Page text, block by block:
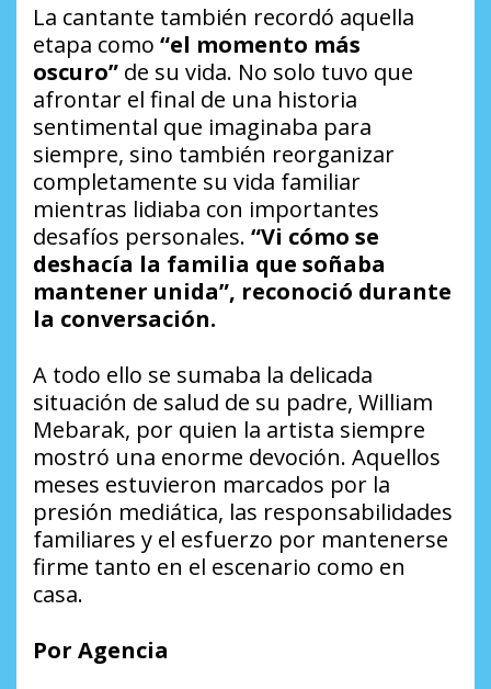
La cantante también recordó aquella
etapa como “el momento más
oscuro” de su vida. No solo tuvo que
afrontar el final de una historia
sentimental que imaginaba para
siempre, sino también reorganizar
completamente su vida familiar
mientras lidiaba con importantes
desafíos personales. “Vi cómo se
deshacía la familia que soñaba
mantener unida”, reconoció durante
la conversación.
A todo ello se sumaba la delicada
situación de salud de su padre, William
Mebarak, por quien la artista siempre
mostró una enorme devoción. Aquellos
meses estuvieron marcados por la
presión mediática, las responsabilidades
familiares y el esfuerzo por mantenerse
firme tanto en el escenario como en
casa.
Por Agencia